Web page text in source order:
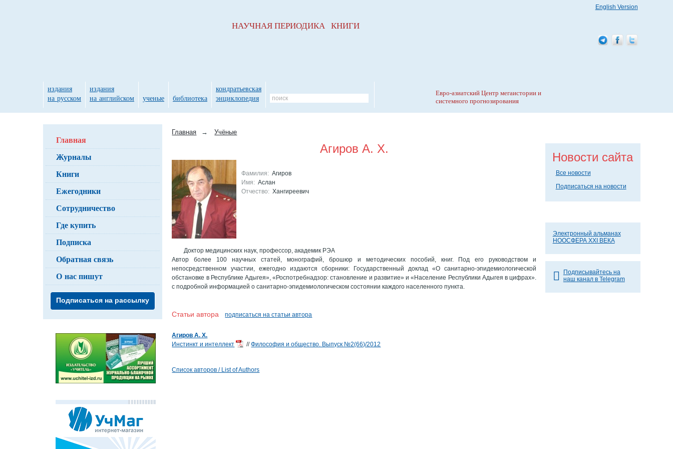
Главная → Учёные
Агиров А. Х.
Фамилия: Агиров
Имя: Аслан
Отчество: Хангиреевич
Доктор медицинских наук, профессор, академик РЭА
Автор более 100 научных статей, монографий, брошюр и методических пособий, книг. Под его руководством и
непосредственном участии, ежегодно издаются сборники: Государственный доклад «О санитарно-эпидемиологической
обстановке в Республике Адыгея», «Роспотребнадзор: становление и развитие» и «Население Республики Адыгея в цифрах».
с подробной информацией о санитарно-эпидемиологическом состоянии каждого населенного пункта.
Статьи автораподписаться на статьи автора
Агиров А. Х.
Инстинкт и интеллект
//Философия и общество. Выпуск №2(66)/2012
Список авторов / List of Authors
Главная
Журналы
Книги
Ежегодники
Сотрудничество
Где купить
Подписка
Обратная связь
О нас пишут
Подписаться на рассылку
Новости сайта
Все новости
Подписаться на новости
Электронный альманах
НООСФЕРА XXI ВЕКА
Подписывайтесь на
наш канал в Telegram
НАУЧНАЯ ПЕРИОДИКА КНИГИ
издания
на русском
издания
на английском
ученые библиотека
кондратьевская
энциклопедия
Евро-азиатский Центр мегаистории и
системного прогнозирования
English Version